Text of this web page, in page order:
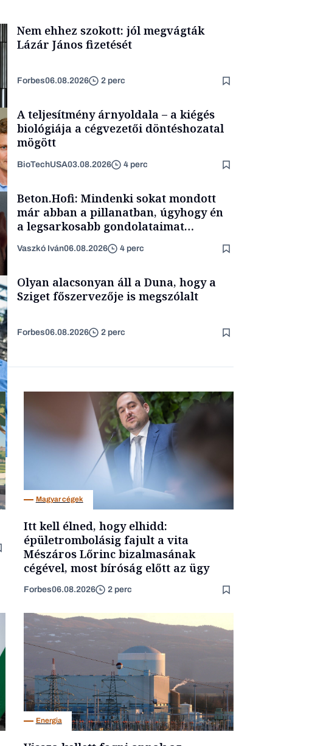
Nem ehhez szokott: jól megvágták
Lázár János fizetését
Forbes06.08.2026 2 perc
A teljesítmény árnyoldala – a kiégés
biológiája a cégvezetői döntéshozatal
mögött
BioTechUSA03.08.2026 4 perc
Beton.Hofi: Mindenki sokat mondott
már abban a pillanatban, úgyhogy én
a legsarkosabb gondolataimat
Vaszkó Iván06.08.2026 4 perc
Olyan alacsonyan áll a Duna, hogy a
Sziget főszervezője is megszólalt
Forbes06.08.2026 2 perc
Magyar cégek
Itt kell élned, hogy elhidd:
épületrombolásig fajult a vita
Mészáros Lőrinc bizalmasának
cégével, most bíróság előtt az ügy
Forbes06.08.2026 2 perc
Energia